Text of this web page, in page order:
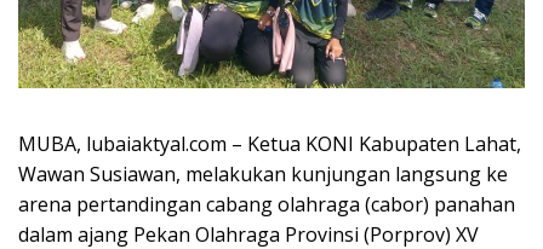
MUBA, lubaiaktyal.com – Ketua KONI Kabupaten Lahat,
Wawan Susiawan, melakukan kunjungan langsung ke
arena pertandingan cabang olahraga (cabor) panahan
dalam ajang Pekan Olahraga Provinsi (Porprov) XV